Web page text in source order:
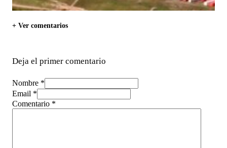
+ Ver comentarios
Deja el primer comentario
Nombre *
Email *
Comentario *